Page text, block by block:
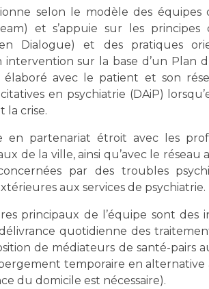
selon le modèle des équipes
et s’appuie sur les principes
Dialogue) et des pratiques
intervention sur la base d’un Plan
élaboré avec le patient et son
en psychiatrie (DAiP)
la crise.
en partenariat étroit avec les
de la ville, ainsi qu’avec le réseau
par des troubles
aux services de psychiatrie.
principaux de l’équipe sont des
quotidienne des
de médiateurs de santé-pairs
temporaire en alternative
du domicile est nécessaire).